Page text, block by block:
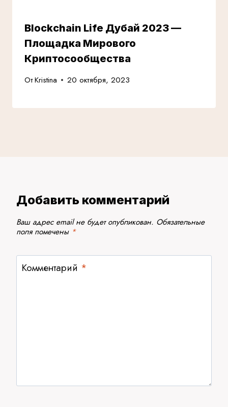
Blockchain Life Дубай 2023 —
Площадка Мирового
Криптосообщества
ОтKristina 20 октября, 2023
Добавить комментарий
Ваш адрес email не будет опубликован. Обязательные
поля помечены *
Комментарий *